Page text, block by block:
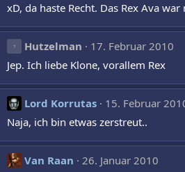
xD, da haste Recht. Das Rex Ava
Hutzelman
17. Februar 2010
Jep. Ich liebe Klone, vorallem Rex
Lord Korrutas
15. Februar
Naja, ich bin etwas zerstreut..
Van Raan
26. Januar 2010